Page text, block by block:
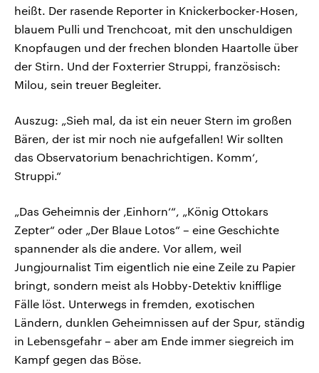
heißt. Der rasende Reporter in Knickerbocker-Hosen,
blauem Pulli und Trenchcoat, mit den unschuldigen
Knopfaugen und der frechen blonden Haartolle über
der Stirn. Und der Foxterrier Struppi, französisch:
Milou, sein treuer Begleiter.
Auszug: „Sieh mal, da ist ein neuer Stern im großen
Bären, der ist mir noch nie aufgefallen! Wir sollten
das Observatorium benachrichtigen. Komm‘,
Struppi.“
„Das Geheimnis der ‚Einhorn‘“, „König Ottokars
Zepter“ oder „Der Blaue Lotos“ – eine Geschichte
spannender als die andere. Vor allem, weil
Jungjournalist Tim eigentlich nie eine Zeile zu Papier
bringt, sondern meist als Hobby-Detektiv knifflige
Fälle löst. Unterwegs in fremden, exotischen
Ländern, dunklen Geheimnissen auf der Spur, ständig
in Lebensgefahr – aber am Ende immer siegreich im
Kampf gegen das Böse.